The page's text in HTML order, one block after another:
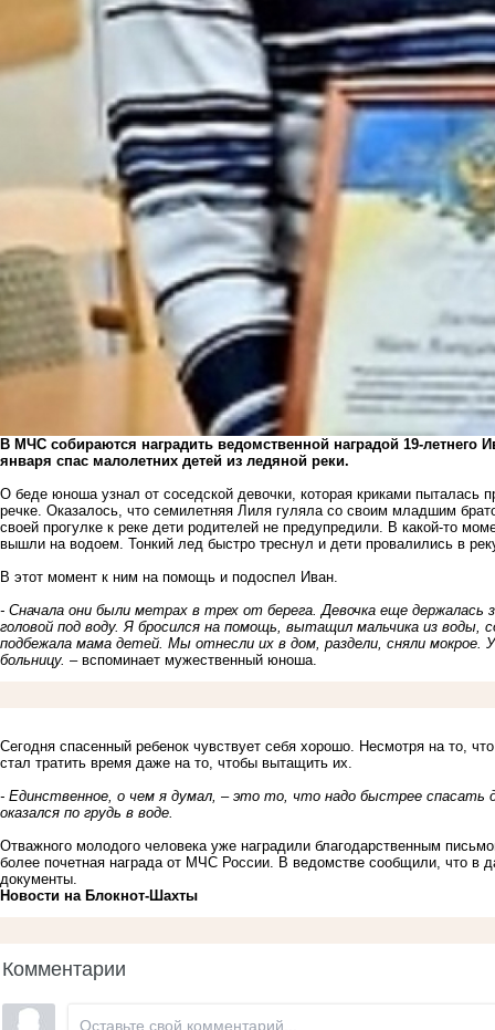
В МЧС собираются наградить ведомственной наградой 19-
января спас малолетних детей из ледяной реки.
О беде юноша узнал от соседской девочки, которая криками
речке. Оказалось, что семилетняя Лиля гуляла со своим младшим
своей прогулке к реке дети родителей не предупредили. В какой-то
вышли на водоем. Тонкий лед быстро треснул и дети провалились в
В этот момент к ним на помощь и подоспел Иван.
- Сначала они были метрах в трех от берега. Девочка еще держалась
головой под воду. Я бросился на помощь, вытащил мальчика из
подбежала мама детей. Мы отнесли их в дом, раздели, сняли мокрое.
больницу. – вспоминает мужественный юноша.
Сегодня спасенный ребенок чувствует себя хорошо. Несмотря на то,
стал тратить время даже на то, чтобы вытащить их.
- Единственное, о чем я думал, – это то, что надо быстрее спасать
оказался по грудь в воде.
Отважного молодого человека уже наградили благодарственным
более почетная награда от МЧС России. В ведомстве сообщили, что в
документы.
Новости на Блoкнoт-Шахты
Комментарии